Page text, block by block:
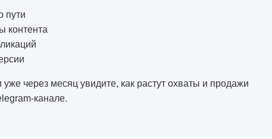
пути
контента
уже через месяц увидите, как растут охваты и продажи
канале.